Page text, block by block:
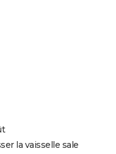
la vaisselle sale